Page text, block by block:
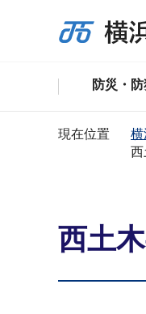
防災・
現在位置 横
西
西土